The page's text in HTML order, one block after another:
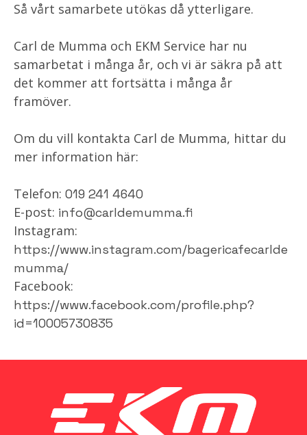
Så vårt samarbete utökas då ytterligare.
Carl de Mumma och EKM Service har nu
samarbetat i många år, och vi är säkra på att
det kommer att fortsätta i många år
framöver.
Om du vill kontakta Carl de Mumma, hittar du
mer information här:
Telefon: 019 241 4640
E-post: info@carldemumma.fi
Instagram:
https://www.instagram.com/bagericafecarlde
mumma/
Facebook:
https://www.facebook.com/profile.php?
id=10005730835